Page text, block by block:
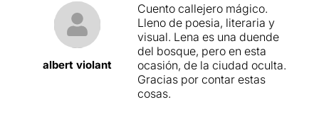
albert violant
Cuento callejero mágico.
Lleno de poesia, literaria y
visual. Lena es una duende
del bosque, pero en esta
ocasión, de la ciudad oculta.
Gracias por contar estas
cosas.